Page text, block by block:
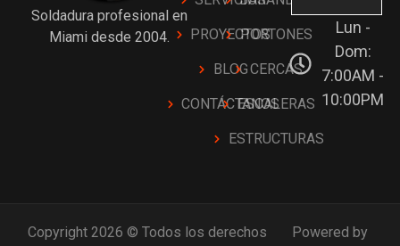
Soldadura profesional en
Miami desde 2004.
PROYECTOS
BLOG
CONTÁCTANOS
PORTONES
CERCAS
ESCALERAS
ESTRUCTURAS
Lun -
Dom:
7:00AM -
10:00PM
Copyright 2026 © Todos los derechos
Powered by